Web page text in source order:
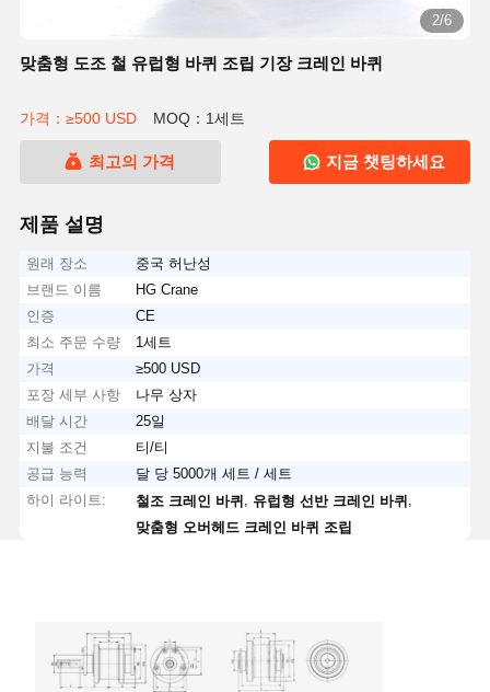
2/6
맞춤형 도조 철 유럽형 바퀴 조립 기장 크레인 바퀴
가격：≥500 USD MOQ：1세트
최고의 가격 지금 챗팅하세요
제품 설명
원래 장소
중국 허난성
브랜드 이름
HG Crane
인증
CE
최소 주문 수량
1세트
가격
≥500 USD
포장 세부 사항
나무 상자
배달 시간
25일
지불 조건
티/티
공급 능력
달 당 5000개 세트 / 세트
하이 라이트:
철조 크레인 바퀴 유럽형 선반 크레인 바퀴
맞춤형 오버헤드 크레인 바퀴 조립